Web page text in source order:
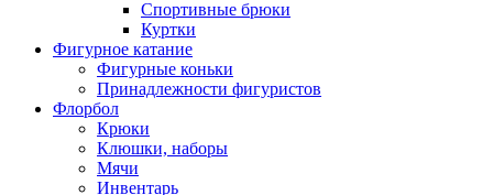
Спортивные брюки
Куртки
Фигурное катание
Фигурные коньки
Принадлежности фигуристов
Флорбол
Крюки
Клюшки, наборы
Мячи
Инвентарь